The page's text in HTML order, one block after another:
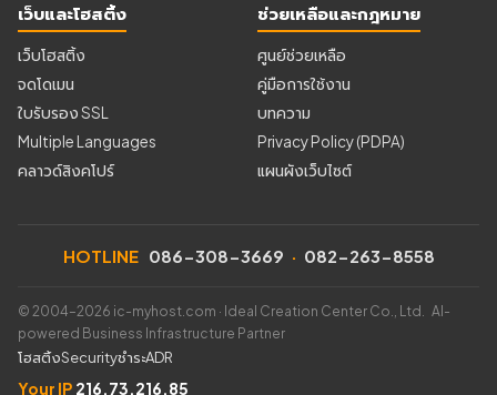
เว็บและโฮสติ้ง
เว็บโฮสติ้ง
จดโดเมน
ใบรับรอง SSL
Multiple Languages
คลาวด์สิงคโปร์
ช่วยเหลือและกฎหมาย
ศูนย์ช่วยเหลือ
คู่มือการใช้งาน
บทความ
Privacy Policy (PDPA)
แผนผังเว็บไซต์
HOTLINE 086-308-3669 · 082-263-8558
© 2004–2026 ic-myhost.com · Ideal Creation Center Co., Ltd. AI-
powered Business Infrastructure Partner
โฮสติ้งSecurityชำระADR
Your IP 216.73.216.85